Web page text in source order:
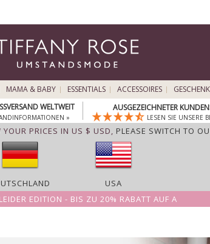
MAMA & BABY ESSENTIALS ACCESSOIRES
WELTWEIT
»
AUSGEZEICHNETER
LESEN SIE UNSERE
YOUR PRICES IN US $ USD, PLEASE SWITCH TO
USA
EDITION - BIS ZU 20% RABATT AUF A